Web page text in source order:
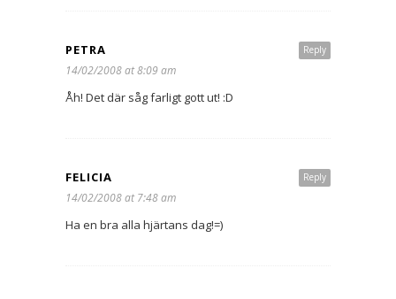
Reply
PETRA
14/02/2008 at 8:09 am
Åh! Det där såg farligt gott ut! :D
Reply
FELICIA
14/02/2008 at 7:48 am
Ha en bra alla hjärtans dag!=)